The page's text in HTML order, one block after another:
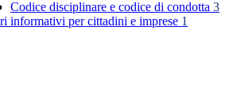
Codice disciplinare e codice di condotta 3
informativi per cittadini e imprese 1